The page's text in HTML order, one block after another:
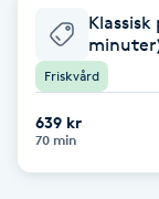
Barber
Barnklippning
Friskvård
639 kr
70 min